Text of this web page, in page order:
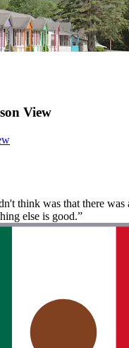
View
think was that there
else is good.”